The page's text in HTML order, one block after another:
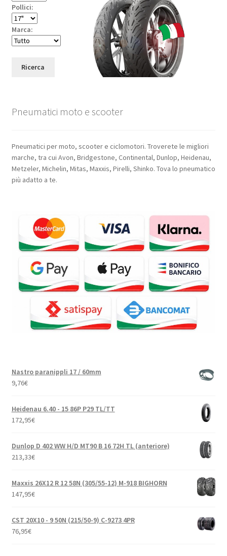
Pollici:
Marca:
Ricerca
Pneumatici moto e scooter
Pneumatici per moto, scooter e ciclomotori. Troverete le migliori
marche, tra cui Avon, Bridgestone, Continental, Dunlop, Heidenau,
Metzeler, Michelin, Mitas, Maxxis, Pirelli, Shinko. Tova lo pneumatico
più adatto a te.
Nastro paranippli 17 / 60mm
9,76€
Heidenau 6.40 - 15 86P P29 TL/TT
172,95€
Dunlop D 402 WW H/D MT90 B 16 72H TL (anteriore)
213,33€
Maxxis 26X12 R 12 58N (305/55-12) M-918 BIGHORN
147,95€
CST 20X10 - 9 50N (215/50-9) C-9273 4PR
76,95€